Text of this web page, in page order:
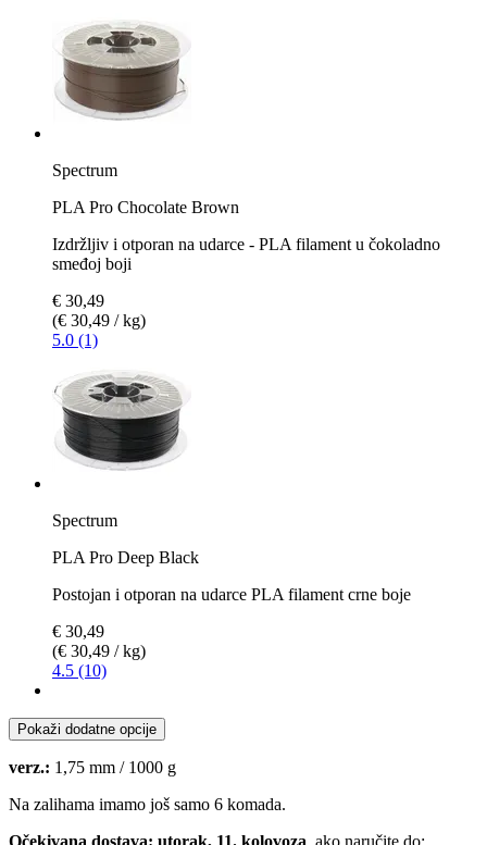
Spectrum
PLA Pro Chocolate Brown
Izdržljiv i otporan na udarce - PLA filament u čokoladno
smeđoj boji
€ 30,49
(€ 30,49 / kg)
5.0 (1)
Spectrum
PLA Pro Deep Black
Postojan i otporan na udarce PLA filament crne boje
€ 30,49
(€ 30,49 / kg)
4.5 (10)
Pokaži dodatne opcije
verz.: 1,75 mm / 1000 g
Na zalihama imamo još samo 6 komada.
Očekivana dostava: utorak, 11. kolovoza , ako naručite do: